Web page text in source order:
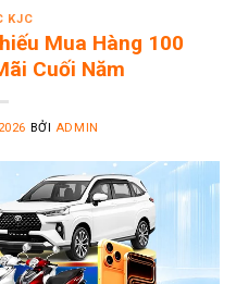
KJC
Mua Hàng 100
Cuối Năm
BỞI ADMIN